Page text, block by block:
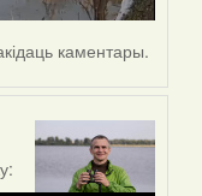
каментары.